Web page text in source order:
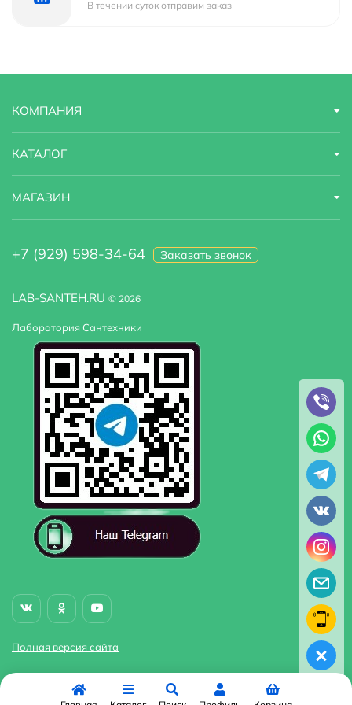
В течении суток отправим заказ
LAB-SANTEH.RU © 2026
Лаборатория Сантехники
Полная версия сайта
КОМПАНИЯ
КАТАЛОГ
МАГАЗИН
+7 (929) 598-34-64 Заказать звонок